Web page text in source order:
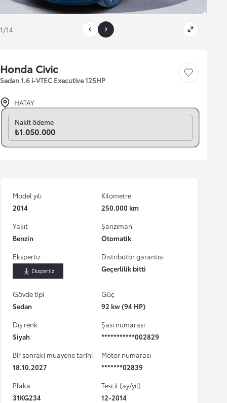
1/14
Honda Civic
Sedan 1.6 i-VTEC Executive 125HP
Save car
HATAY
Aylık seç
Nakit ödeme
₺1.050.000
Model yılı
2014
Kilometre
250.000 km
Yakıt
Benzin
Şanzıman
Otomatik
Ekspertiz
İndir
Distribütör garantisi
Geçerlilik bitti
Gövde tipi
Sedan
Güç
92 kw (94 HP)
Dış renk
Siyah
Şasi numarası
***********002829
Bir sonraki muayene tarihi
18.10.2027
Motor numarası
*******02839
Plaka
31KG234
Tescil (ay/yıl)
12-2014